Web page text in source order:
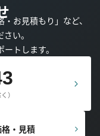
お見積もり」など、
い。
トします。
）
・見積